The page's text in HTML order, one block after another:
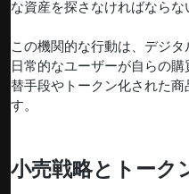
な資産を探さなければならな
この機関的な行動は、デジタ
日常的なユーザーが自らの
替手段やトークン化された
す。
小売戦略とトーク